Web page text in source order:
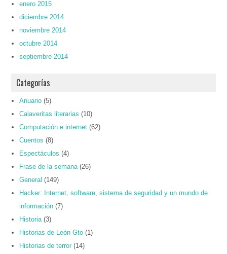
enero 2015
diciembre 2014
noviembre 2014
octubre 2014
septiembre 2014
Categorías
Anuario (5)
Calaveritas literarias (10)
Computación e internet (62)
Cuentos (8)
Espectáculos (4)
Frase de la semana (26)
General (149)
Hacker: Internet, software, sistema de seguridad y un mundo de
información (7)
Historia (3)
Historias de León Gto (1)
Historias de terror (14)